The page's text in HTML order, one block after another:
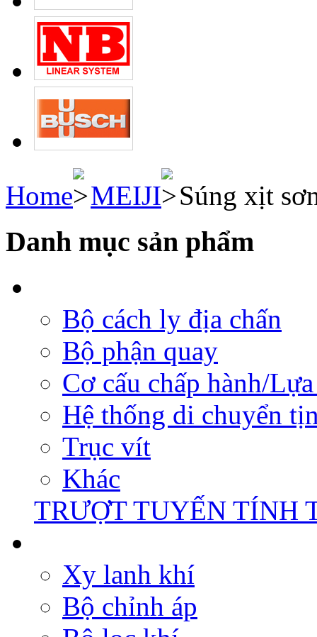
Home MEIJI Súng xịt
Danh mục sản phẩm
Bộ cách ly địa chấn
Bộ phận quay
Cơ cấu chấp hành/
Hệ thống di chuyển
Trục vít
Khác
TRƯỢT TUYẾN TÍNH
Xy lanh khí
Bộ chỉnh áp